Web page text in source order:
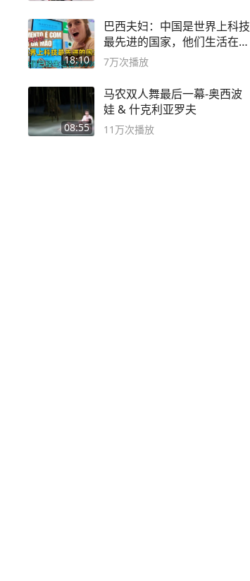
18:10
巴西夫妇：中国是世界上科技
最先进的国家，他们生活在
2999年
7万次播放
08:55
马农双人舞最后一幕-奥西波
娃 & 什克利亚罗夫
11万次播放